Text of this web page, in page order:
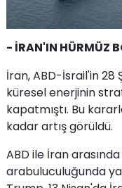
- İRAN'IN HÜRMÜZ
İran, ABD-İsrail'in 28
küresel enerjinin
kapatmıştı. Bu
kadar artış görüldü.
ABD ile İran
arabuluculuğunda